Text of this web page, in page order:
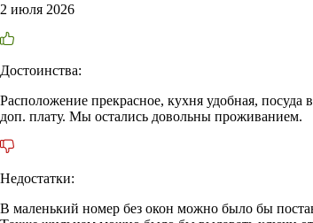
2 июля 2026
Достоинства:
Расположение прекрасное, кухня удобная, посуда
доп. плату. Мы остались довольны проживанием.
Недостатки:
В маленький номер без окон можно было бы